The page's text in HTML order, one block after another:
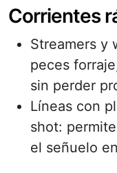
Corrientes
Streamers y
peces
sin perder
Líneas con
shot:
el señuelo